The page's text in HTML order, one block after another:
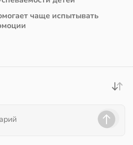
чаще испытывать